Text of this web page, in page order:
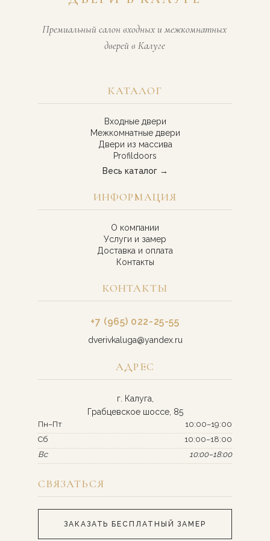
Премиальный салон входных и межкомнатных
дверей в Калуге
КАТАЛОГ
Входные двери
Межкомнатные двери
Двери из массива
Profildoors
Весь каталог →
ИНФОРМАЦИЯ
О компании
Услуги и замер
Доставка и оплата
Контакты
КОНТАКТЫ
+7 (965) 022-25-55
dverivkaluga@yandex.ru
АДРЕС
г. Калуга,
Грабцевское шоссе, 85
Пн–Пт
10:00–19:00
Сб
10:00–18:00
Вс
10:00–18:00
СВЯЗАТЬСЯ
ЗАКАЗАТЬ БЕСПЛАТНЫЙ ЗАМЕР